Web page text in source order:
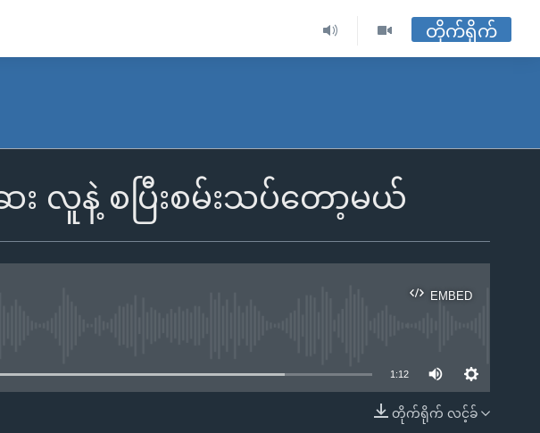
တိုက်ရိုက်
လူနဲ့ စပြီးစမ်းသပ်တော့မယ်
EMBED
EMBED
1:12
တိုက်ရိုက် လင့်ခ်